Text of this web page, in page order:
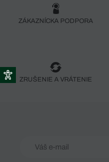
ZÁKAZNÍCKA PODPORA
ZRUŠENIE A VRÁTENIE